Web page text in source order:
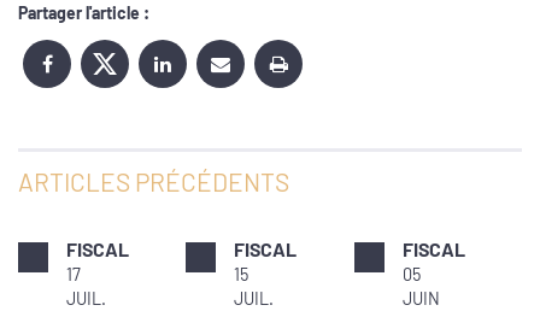
Partager l'article :
ARTICLES PRÉCÉDENTS
FISCAL
17
JUIL.
FISCAL
15
JUIL.
FISCAL
05
JUIN